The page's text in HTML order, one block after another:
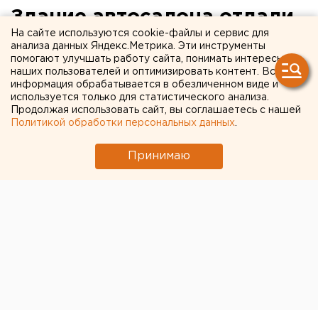
Здание автосалона отдали
под КРТ в Екатеринбурге
На сайте используются cookie-файлы и сервис для
анализа данных Яндекс.Метрика. Эти инструменты
помогают улучшать работу сайта, понимать интересы
наших пользователей и оптимизировать контент. Вся
информация обрабатывается в обезличенном виде и
используется только для статистического анализа.
Продолжая использовать сайт, вы соглашаетесь с нашей
Политикой обработки персональных данных
Принимаю